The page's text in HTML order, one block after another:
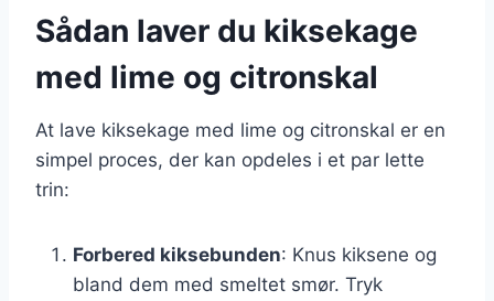
Sådan laver du kiksekage
med lime og citronskal
At lave kiksekage med lime og citronskal er en
simpel proces, der kan opdeles i et par lette
trin:
Forbered kiksebunden: Knus kiksene og
bland dem med smeltet smør. Tryk